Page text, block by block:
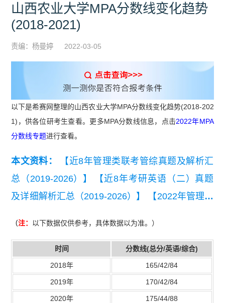
山西农业大学MPA分数线变化趋势
(2018-2021)
责编：杨曼婷 2022-03-05
以下是希赛网整理的山西农业大学MPA分数线变化趋势(2018-202
1)，供各位研考生查看。更多MPA分数线信息，点击2022年MPA
分数线专题进行查看。
本文资料：
【近8年管理类联考管综真题及解析汇
总（2019-2026）】
【近8年考研英语（二）真题
及详细解析汇总（2019-2026）】
【2022年管理联
（注： 以下数据仅供参考，具体数据以为准。）
时间 分数线(总分/英语/综合)
2018年 165/42/84
2019年 170/42/84
2020年 175/44/88